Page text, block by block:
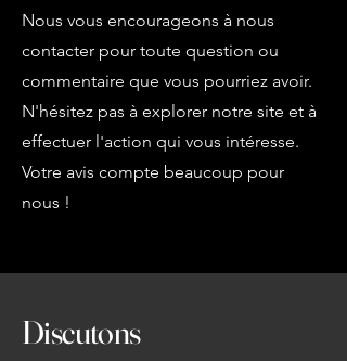
Nous vous encourageons à nous
contacter pour toute question ou
commentaire que vous pourriez avoir.
N'hésitez pas à explorer notre site et à
effectuer l'action qui vous intéresse.
Votre avis compte beaucoup pour
nous !
Discutons